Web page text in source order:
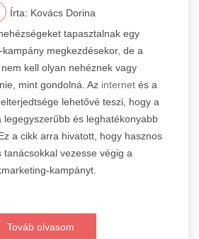
Írta: Kovács Dorina
tapasztalnak egy
megkezdésekor, de a
kell olyan nehéznek vagy
mint gondolná. Az internet és a
lehetővé teszi, hogy a
legegyszerűbb és leghatékonyabb
a cikk arra hivatott, hogy hasznos
tanácsokkal vezesse végig a
kampányt.
Továb olvasom